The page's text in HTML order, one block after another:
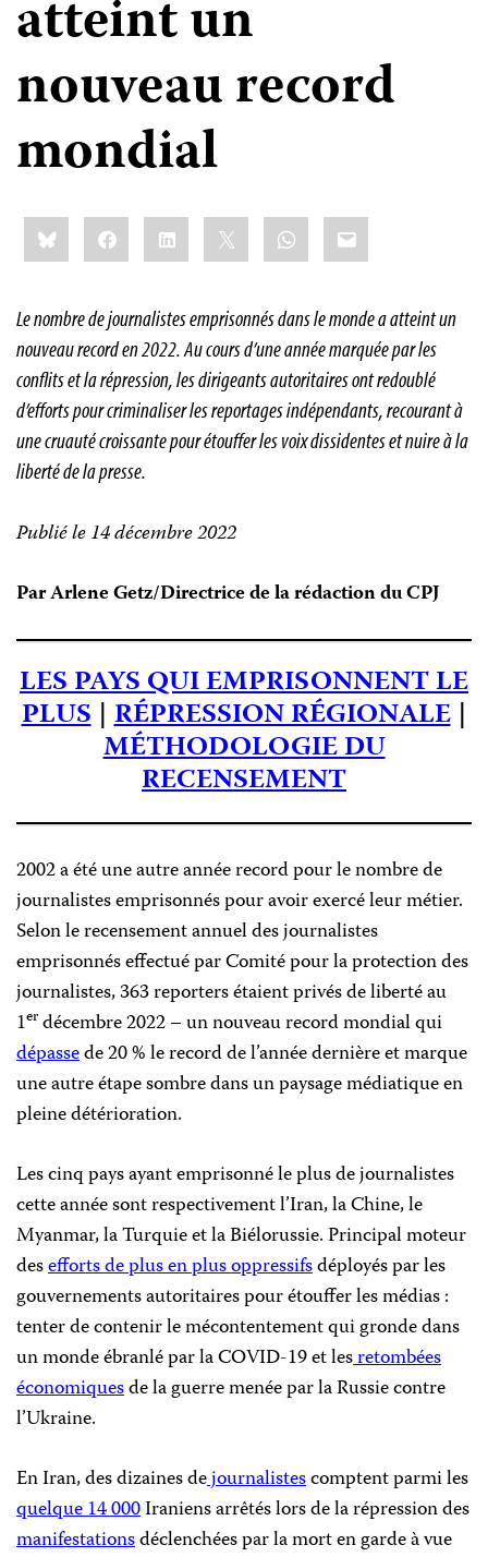
atteint un
nouveau record
mondial
Share
this:BlueskyFacebookLinkedIn WhatsApp
Email
Le nombre de journalistes emprisonnés dans le monde a atteint un
nouveau record en 2022. Au cours d’une année marquée par les
conflits et la répression, les dirigeants autoritaires ont redoublé
d’efforts pour criminaliser les reportages indépendants, recourant à
une cruauté croissante pour étouffer les voix dissidentes et nuire à la
liberté de la presse.
Publié le 14 décembre 2022
Par Arlene Getz/Directrice de la rédaction du CPJ
LES PAYS QUI EMPRISONNENT LE
PLUS|RÉPRESSION RÉGIONALE|
MÉTHODOLOGIE DU
RECENSEMENT
2002 a été une autre année record pour le nombre de
journalistes emprisonnés pour avoir exercé leur métier.
Selon le recensement annuel des journalistes
emprisonnés effectué par Comité pour la protection des
journalistes, 363 reporters étaient privés de liberté au
1erdécembre 2022 – un nouveau record mondial qui
dépassede 20 % le record de l’année dernière et marque
une autre étape sombre dans un paysage médiatique en
pleine détérioration.
Les cinq pays ayant emprisonné le plus de journalistes
cette année sont respectivement l’Iran, la Chine, le
Myanmar, la Turquie et la Biélorussie. Principal moteur
desefforts de plus en plus oppressifsdéployés par les
gouvernements autoritaires pour étouffer les médias :
tenter de contenir le mécontentement qui gronde dans
un monde ébranlé par la COVID-19 et lesretombées
économiquesde la guerre menée par la Russie contre
l’Ukraine.
En Iran, des dizaines dejournalistescomptent parmi les
quelque 14 000Iraniens arrêtés lors de la répression des
manifestationsdéclenchées par la mort en garde à vue